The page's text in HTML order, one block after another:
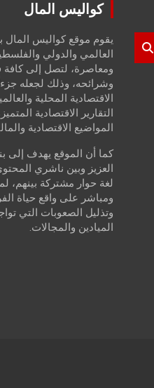
كواليس المال
يقوم موقع كواليس المال
العالمي والدولي
ومعاصرة، لتصل إلى كافة
وشرائحه، وذلك لجعله
الاقتصادية المحلية
التقارير الاقتصادية
المواضيع الاقتصادية
كما أن الموقع يهدف إلى
العزيز وبين ناشري
لغة حوار مشتركة بينهم،
ومباشر على واقع حياة
وتذليل الصعوبات التي
الميادين والمجالات.